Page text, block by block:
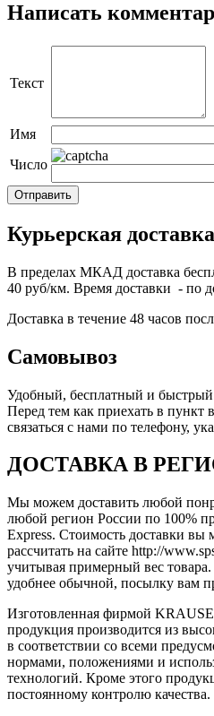
Написать
Текст
Имя
Число
Курьерская
В пределах МКАД доставка
40 руб/км. Время доставки - по
Доставка в течение 48 часов
Самовывоз
Удобный, бесплатный и быстрый
Перед тем как приехать в пункт
связаться с нами по телефону,
ДОСТАВКА В
Мы можем доставить любой
любой регион России по 100%
Express. Стоимость доставки вы
рассчитать на сайте http://
учитывая примерный вес товара.
удобнее обычной, посылку вам
Изготовленная фирмой
продукция производится из
в соответствии со всеми
нормами, положениями и
технологий. Кроме этого
постоянному контролю качества.